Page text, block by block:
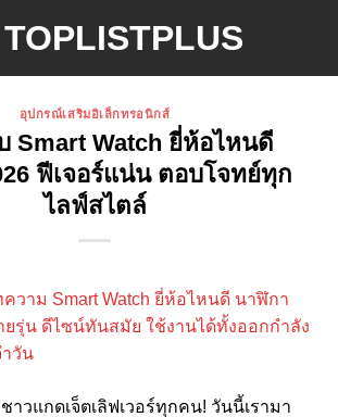
TOPLISTPLUS
อุปกรณ์เสริมอิเล็กทรอนิกส์
Smart Watch ยี่ห้อไหนดี
ฟีเจอร์แน่น ตอบโจทย์ทุก
ไลฟ์สไตล์
าวแกดเจ็ตเลิฟเวอร์ทุกคน! วันนี้เรามา